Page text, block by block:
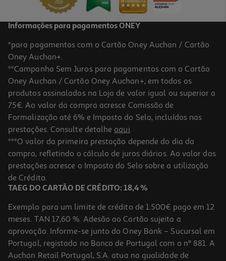
Livro Histórias Para Ler Com O Papá E A Mamã: A Escola - Fleurus
9.86 €/un
10,95 € PVP de editor
9,86 €
Informações para pagamentos ONEY
*para pagamentos com o Cartão Oney Auchan / Cartão
Oney Auchan+.
**Campanha Sem Juros para pagamentos com o Cartão
Oney Auchan / Cartão Oney Auchan+, em todos os
produtos assinalados na Loja de valor igual ou superior a
75€. Ao valor da compra acresce Comissão de
Formalização até 6% e Imposto do Selo, incluídos nas
prestações. Consulte detalhe aqui.
***O valor da primeira prestação depende do dia da
compra, refletindo o cálculo de juros diários. Ao valor das
prestações acresce o Imposto do Selo sobre a utilização
de Crédito.
TAEG DO CARTÃO DE CRÉDITO: 18,4 %
Exemplo para um limite de crédito de 1.500€ pago em 12
meses. TAN 17,60 %. Adesão ao Cartão sujeita a
aprovação. Informe-se junto do Oney Bank – Sucursal em
Portugal, registado no Banco de Portugal com o nº 881. A
Auchan Retail Portugal, S.A. atua na qualidade de